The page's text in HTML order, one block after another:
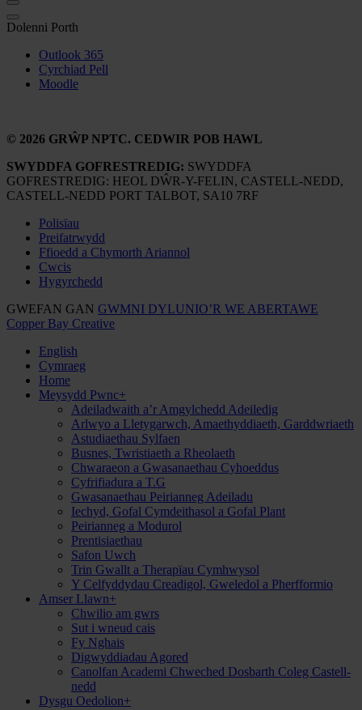
Dolenni Porth
Outlook 365
Cyrchiad Pell
Moodle
© 2026 GRŴP NPTC. CEDWIR POB HAWL
SWYDDFA GOFRESTREDIG: SWYDDFA
GOFRESTREDIG: HEOL DŴR-Y-FELIN, CASTELL-NEDD,
CASTELL-NEDD PORT TALBOT, SA10 7RF
Polisïau
Preifatrwydd
Ffioedd a Chymorth Ariannol
Cwcis
Hygyrchedd
GWEFAN GAN GWMNI DYLUNIO’R WE ABERTAWE
Copper Bay Creative
English
Cymraeg
Home
Meysydd Pwnc+
Adeiladwaith a’r Amgylchedd Adeiledig
Arlwyo a Lletygarwch, Amaethyddiaeth, Garddwriaeth
Astudiaethau Sylfaen
Busnes, Twristiaeth a Rheolaeth
Chwaraeon a Gwasanaethau Cyhoeddus
Cyfrifiadura a T.G
Gwasanaethau Peirianneg Adeiladu
Iechyd, Gofal Cymdeithasol a Gofal Plant
Peirianneg a Modurol
Prentisiaethau
Safon Uwch
Trin Gwallt a Therapïau Cymhwysol
Y Celfyddydau Creadigol, Gweledol a Pherfformio
Amser Llawn+
Chwilio am gwrs
Sut i wneud cais
Fy Nghais
Digwyddiadau Agored
Canolfan Academi Chweched Dosbarth Coleg Castell-
nedd
Dysgu Oedolion+